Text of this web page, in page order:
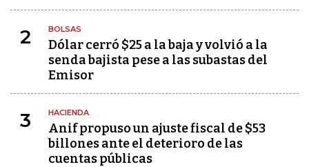
2 BOLSAS
Dólar cerró $25 a la baja y volvió a la
senda bajista pese a las subastas del
Emisor
3 HACIENDA
Anif propuso un ajuste fiscal de $53
billones ante el deterioro de las
cuentas públicas